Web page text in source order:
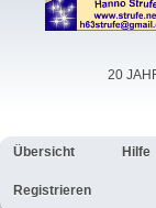
20
Übersicht Hilfe
Registrieren